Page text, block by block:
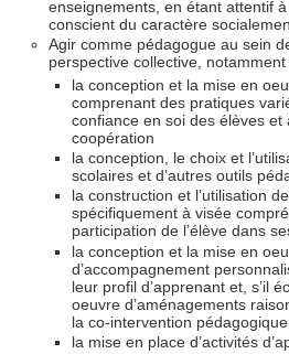
enseignements, en étant attentif
conscient du caractère
Agir comme pédagogue au sein
perspective collective,
la conception et la mise en
comprenant des pratiques
confiance en soi des élèves et
coopération
la conception, le choix et
scolaires et d’autres outils
la construction et l’utilisation
spécifiquement à visée
participation de l’élève dans
la conception et la mise en
d’accompagnement
leur profil d’apprenant et, s’il
oeuvre d’aménagements
la co-intervention pédagogique
la mise en place d’activités